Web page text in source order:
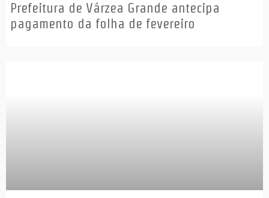
Prefeitura de Várzea Grande antecipa
pagamento da folha de fevereiro